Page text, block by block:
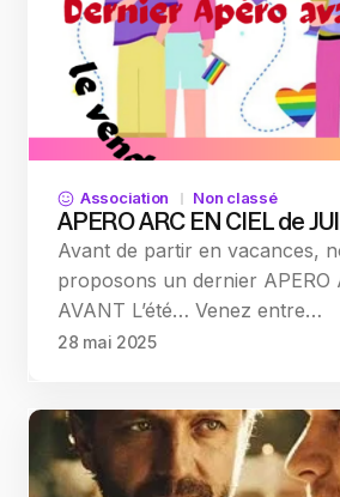
Association Non classé
APERO ARC EN CIEL de
Avant de partir en vacances,
proposons un dernier APERO
AVANT L’été… Venez entre…
28 mai 2025